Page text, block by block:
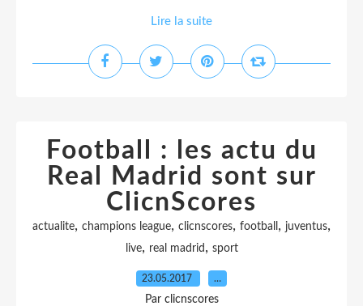
Lire la suite
Football : les actu du
Real Madrid sont sur
ClicnScores
actualite, champions league, clicnscores, football , juventus,
live, real madrid , sport
23.05.2017 …
Par clicnscores